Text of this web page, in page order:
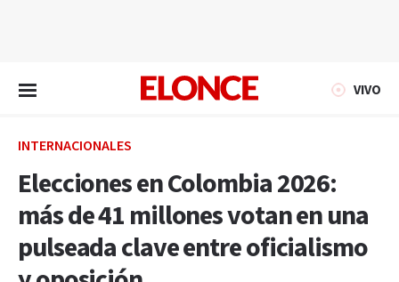
VIVO
INTERNACIONALES
Elecciones en Colombia 2026:
más de 41 millones votan en una
pulseada clave entre oficialismo